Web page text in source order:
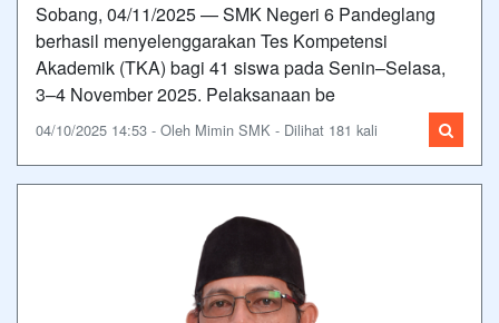
Sobang, 04/11/2025 — SMK Negeri 6 Pandeglang
berhasil menyelenggarakan Tes Kompetensi
Akademik (TKA) bagi 41 siswa pada Senin–Selasa,
3–4 November 2025. Pelaksanaan be
04/10/2025 14:53 - Oleh Mimin SMK - Dilihat 181 kali